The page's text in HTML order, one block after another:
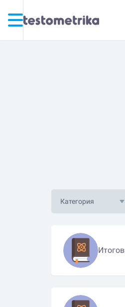
Категория